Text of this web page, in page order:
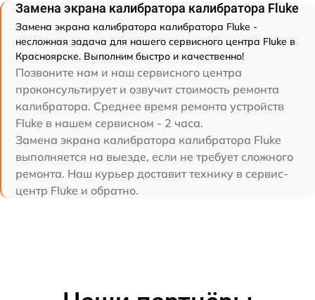
Замена экрана калибратора калибратора Fluke
Замена экрана калибратора калибратора Fluke -
несложная задача для нашего сервисного центра Fluke в
Красноярске. Выполним быстро и качественно!
Позвоните нам и наш сервисного центра
проконсультирует и озвучит стоимость ремонта
калибратора. Среднее время ремонта устройств
Fluke в нашем сервисном - 2 часа.
Замена экрана калибратора калибратора Fluke
выполняется на выезде, если не требует сложного
ремонта. Наш курьер доставит технику в сервис-
центр Fluke и обратно.